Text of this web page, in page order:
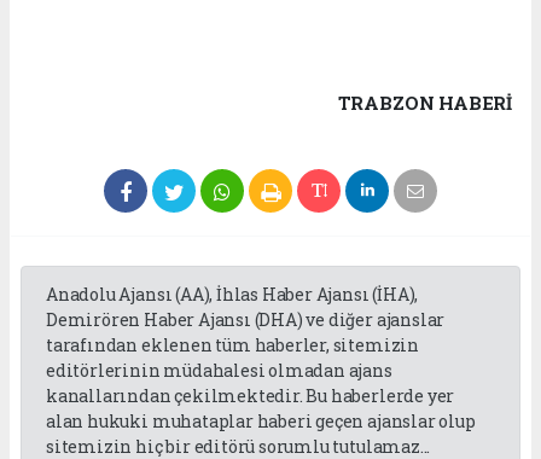
TRABZON HABERİ
Anadolu Ajansı (AA), İhlas Haber Ajansı (İHA),
Demirören Haber Ajansı (DHA) ve diğer ajanslar
tarafından eklenen tüm haberler, sitemizin
editörlerinin müdahalesi olmadan ajans
kanallarından çekilmektedir. Bu haberlerde yer
alan hukuki muhataplar haberi geçen ajanslar olup
sitemizin hiç bir editörü sorumlu tutulamaz...